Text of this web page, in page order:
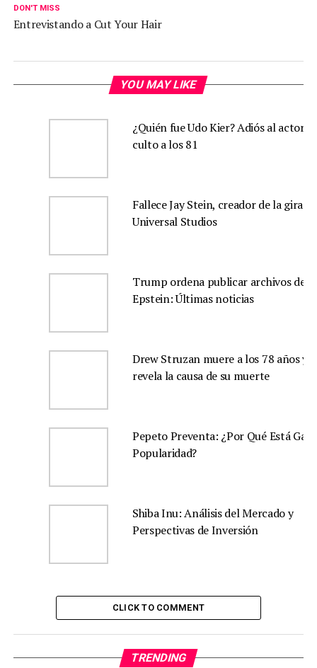
DON'T MISS
Entrevistando a Cut Your Hair
YOU MAY LIKE
¿Quién fue Udo Kier? Adiós al actor
culto a los 81
Fallece Jay Stein, creador de la gira de
Universal Studios
Trump ordena publicar archivos de
Epstein: Últimas noticias
Drew Struzan muere a los 78 años y
revela la causa de su muerte
Pepeto Preventa: ¿Por Qué Está
Popularidad?
Shiba Inu: Análisis del Mercado y
Perspectivas de Inversión
CLICK TO COMMENT
TRENDING